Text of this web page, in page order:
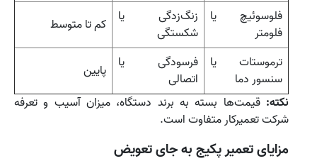
فلوسوئیچ یا
فلومتر
زنگ‌زدگی یا
شکستگی
کم تا متوسط
ترموستات یا
سنسور دما
فرسودگی یا
اتصالی
پایین
نکته: قیمت‌ها بسته به برند دستگاه، میزان آسیب و تعرفه
شرکت تعمیرکار متفاوت است.
مزایای تعمیر پکیج به جای تعویض